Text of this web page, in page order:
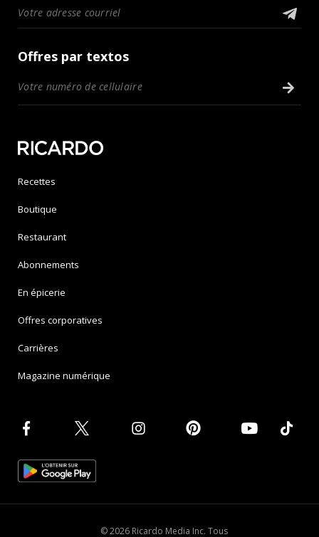
Offres par textos
Recettes
Boutique
Restaurant
Abonnements
En épicerie
Offres corporatives
Carrières
Magazine numérique
© 2026 Ricardo Media Inc. Tous